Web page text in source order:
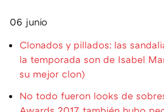
06 junio
Clonados y pillados: las
la temporada son de Isabel
su mejor clon)
No todo fueron looks de